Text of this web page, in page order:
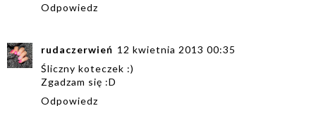
Odpowiedz
rudaczerwień 12 kwietnia 2013 00:35
Śliczny koteczek :)
Zgadzam się :D
Odpowiedz